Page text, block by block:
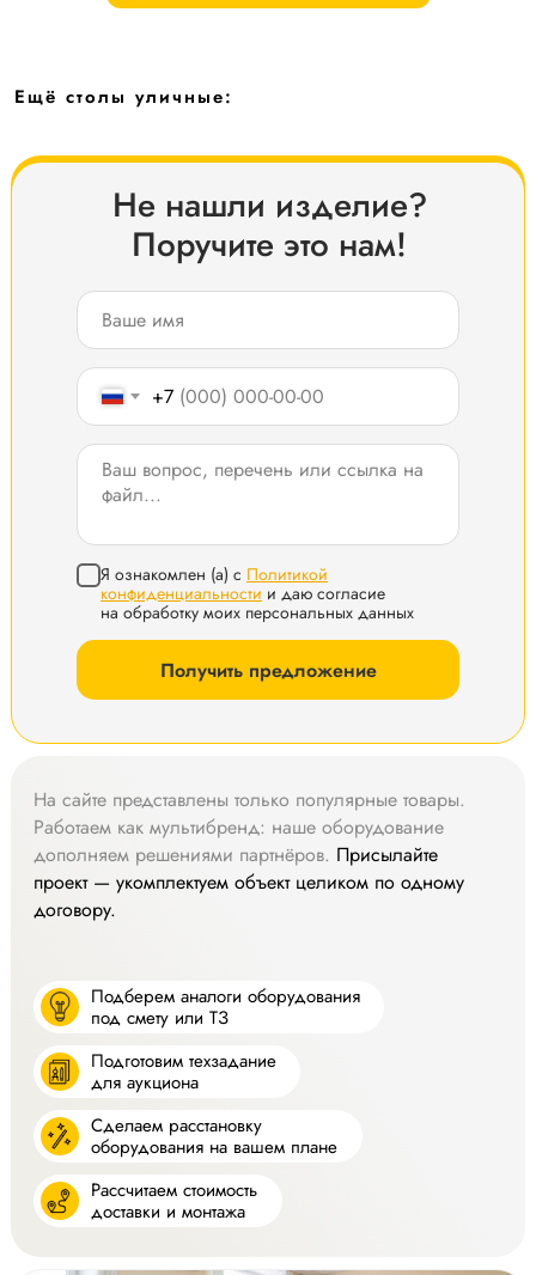
Ещё столы уличные:
Не нашли изделие?
Поручите это нам!
На сайте представлены только популярные товары.
Работаем как мультибренд: наше оборудование
дополняем решениями партнёров. Присылайте
проект — укомплектуем объект целиком по одному
договору.
Подберем аналоги оборудования
под смету или ТЗ
Подготовим техзадание
для аукциона
Сделаем расстановку
оборудования на вашем плане
Рассчитаем стоимость
доставки и монтажа
+7
Я ознакомлен (а) с Политикой
конфиденциальности и даю согласие
на обработку моих персональных данных
Получить предложение